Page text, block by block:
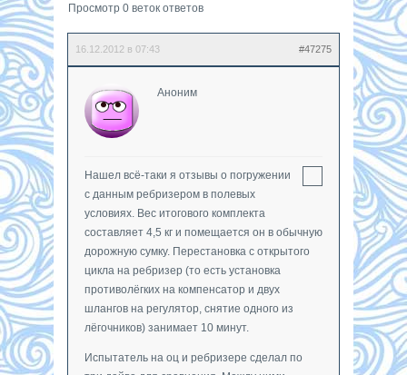
Просмотр 0 веток ответов
16.12.2012 в 07:43 #47275
Аноним
Нашел всё-таки я отзывы о погружении
с данным ребризером в полевых
условиях. Вес итогового комплекта
составляет 4,5 кг и помещается он в обычную
дорожную сумку. Перестановка с открытого
цикла на ребризер (то есть установка
противолёгких на компенсатор и двух
шлангов на регулятор, снятие одного из
лёгочников) занимает 10 минут.
Испытатель на оц и ребризере сделал по